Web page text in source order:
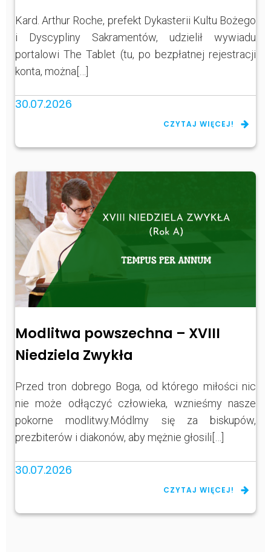
Kard. Arthur Roche, prefekt Dykasterii Kultu Bożego
i Dyscypliny Sakramentów, udzielił wywiadu
portalowi The Tablet (tu, po bezpłatnej rejestracji
konta, można[…]
30.07.2026
CZYTAJ WIĘCEJ!
Modlitwa powszechna – XVIII
Niedziela Zwykła
Przed tron dobrego Boga, od którego miłości nic
nie może odłączyć człowieka, wznieśmy nasze
pokorne modlitwy.Módlmy się za biskupów,
prezbiterów i diakonów, aby mężnie głosili[…]
30.07.2026
CZYTAJ WIĘCEJ!